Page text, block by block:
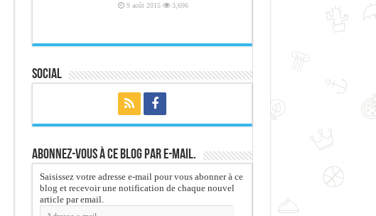
9 août 2015 3,696
Social
Abonnez-vous à ce blog par e-mail.
Saisissez votre adresse e-mail pour vous abonner à ce
blog et recevoir une notification de chaque nouvel
article par email.
Adresse